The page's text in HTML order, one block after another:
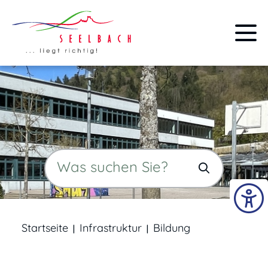
Startseite Infrastruktur Bildung